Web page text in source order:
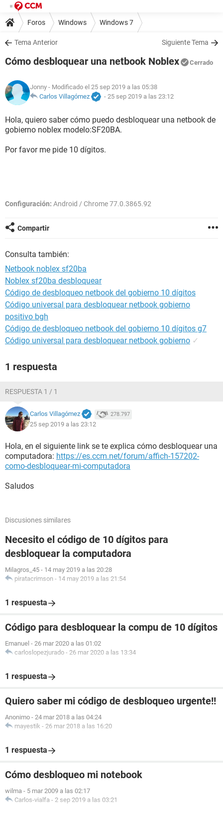
Foros Windows Windows 7
Tema Anterior Siguiente Tema
Cómo desbloquear una netbook Noblex Cerrado
Jonny - Modificado el 25 sep 2019 a las 05:38
Carlos Villagómez
- 25 sep 2019 a las 23:12
Hola, quiero saber cómo puedo desbloquear una netbook de
gobierno noblex modelo:SF20BA.
Por favor me pide 10 dígitos.
Configuración: Android / Chrome 77.0.3865.92
Compartir
Consulta también:
Netbook noblex sf20ba
Noblex sf20ba desbloquear
Código de desbloqueo netbook del gobierno 10 dígitos
Código universal para desbloquear netbook gobierno
positivo bgh
Código de desbloqueo netbook del gobierno 10 dígitos g7
Código universal para desbloquear netbook gobierno ✓
1 respuesta
RESPUESTA 1 / 1
Carlos Villagómez 278.797
25 sep 2019 a las 23:12
Hola, en el siguiente link se te explica cómo desbloquear una
computadora: https://es.ccm.net/forum/affich-157202-
como-desbloquear-mi-computadora
Saludos
Discusiones similares
Necesito el código de 10 dígitos para
desbloquear la computadora
Milagros_45 - 14 may 2019 a las 20:28
piratacrimson - 14 may 2019 a las 21:54
1 respuesta
Código para desbloquear la compu de 10 dígitos
Emanuel - 26 mar 2020 a las 01:02
carloslopezjurado - 26 mar 2020 a las 13:34
1 respuesta
Quiero saber mi código de desbloqueo urgente!!
Anonimo - 24 mar 2018 a las 04:24
mayestik - 26 mar 2018 a las 16:20
1 respuesta
Cómo desbloqueo mi notebook
wilma - 5 mar 2009 a las 02:17
Carlos-vialfa - 2 sep 2019 a las 03:21